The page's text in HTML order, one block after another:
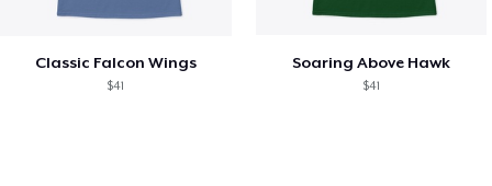
Classic Falcon Wings
$41
Soaring Above Hawk
$41